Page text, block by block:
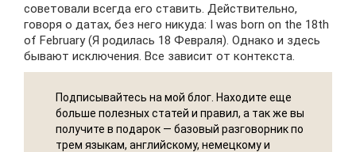
советовали всегда его ставить. Действительно,
говоря о датах, без него никуда: I was born on the 18th
of February (Я родилась 18 Февраля). Однако и здесь
бывают исключения. Все зависит от контекста.
Подписывайтесь на мой блог. Находите еще
больше полезных статей и правил, а так же вы
получите в подарок — базовый разговорник по
трем языкам, английскому, немецкому и